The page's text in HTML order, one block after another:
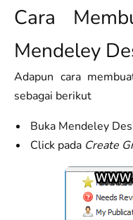
Cara
Mendeley
Adapun cara
sebagai berikut
Buka Mendeley
Click pada Create